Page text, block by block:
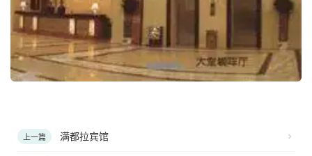
上一篇 满都拉宾馆